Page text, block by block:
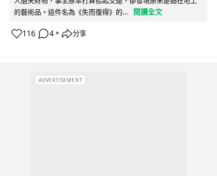
的藝術品。這件名為《失而復得》的...
閱讀全文
116 4 ↗ 分享
ADVERTISEMENT